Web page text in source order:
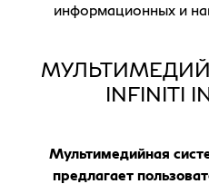
информационных и
INFINITI
Мультимедийная
предлагает